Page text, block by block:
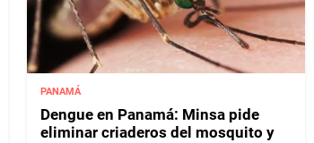
PANAMÁ
Dengue en Panamá: Minsa pide
eliminar criaderos del mosquito y